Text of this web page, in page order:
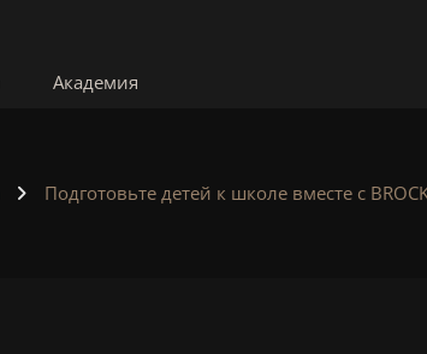
Академия
Подготовьте детей к школе вместе с